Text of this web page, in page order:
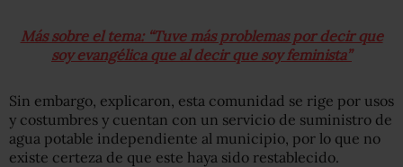
Más sobre el tema: “Tuve más problemas por decir que
soy evangélica que al decir que soy feminista”
Sin embargo, explicaron, esta comunidad se rige por usos
y costumbres y cuentan con un servicio de suministro de
agua potable independiente al municipio, por lo que no
existe certeza de que este haya sido restablecido.